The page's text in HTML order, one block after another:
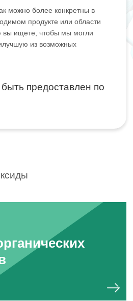
можно более конкретны в
продукте или области
вы ищете, чтобы мы могли
из возможных
предоставлен по